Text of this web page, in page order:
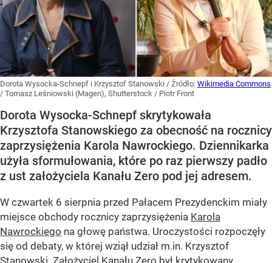
Dorota Wysocka-Schnepf i Krzysztof Stanowski / Źródło: Wikimedia Commons
/ Tomasz Leśniowski (Magen), Shutterstock / Piotr Front
Dorota Wysocka-Schnepf skrytykowała
Krzysztofa Stanowskiego za obecność na rocznicy
zaprzysiężenia Karola Nawrockiego. Dziennikarka
użyła sformułowania, które po raz pierwszy padło
z ust założyciela Kanału Zero pod jej adresem.
W czwartek 6 sierpnia przed Pałacem Prezydenckim miały
miejsce obchody rocznicy zaprzysiężenia Karola
Nawrockiego na głowę państwa. Uroczystości rozpoczęły
się od debaty, w której wziął udział m.in. Krzysztof